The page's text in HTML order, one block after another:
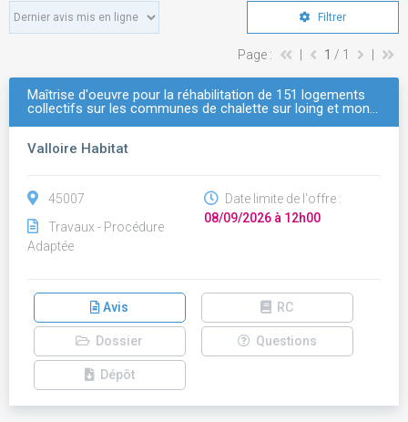
Filtrer
Page : 1 / 1
Maîtrise d'oeuvre pour la réhabilitation de 151 logements
collectifs sur les communes de chalette sur loing et mon…
Valloire Habitat
45007
Travaux - Procédure
Adaptée
Date limite de l'offre :
08/09/2026 à 12h00
Avis RC
Dossier Questions
Dépôt